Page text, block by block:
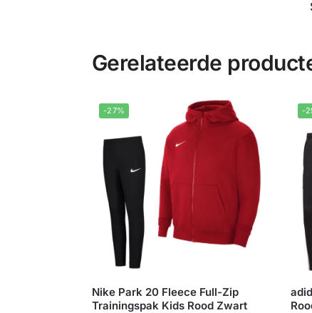
Gerelateerde
-27%
Nike Park 20 Fleece Full-Zip
Trainingspak Kids Rood Zwart
-